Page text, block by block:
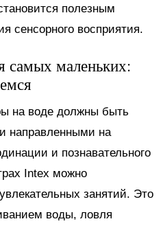
полезным
сенсорного восприятия.
самых маленьких:
на воде должны быть
направленными на
и познавательного
Intex можно
занятий. Это
воды, ловля